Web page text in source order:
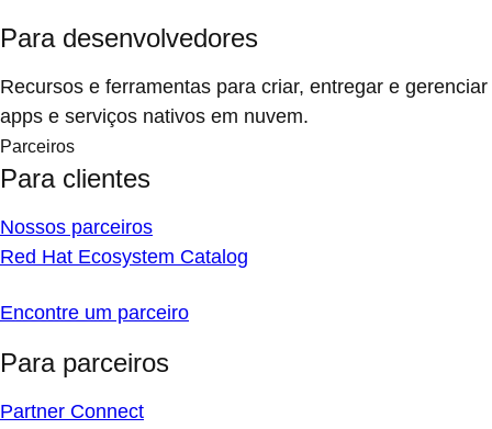
Para desenvolvedores
Recursos e ferramentas para criar, entregar e gerenciar
apps e serviços nativos em nuvem.
Parceiros
Para clientes
Nossos parceiros
Red Hat Ecosystem Catalog
Encontre um parceiro
Para parceiros
Partner Connect